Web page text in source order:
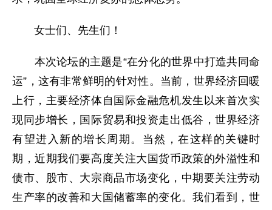
女士们、先生们！
本次论坛的主题是“在分化的世界中打造共同命
运”，这有非常鲜明的针对性。当前，世界经济回暖
上行，主要经济体自国际金融危机发生以来首次实
现同步增长，国际贸易和投资走出低谷，世界经济
有望进入新的增长周期。当然，在这样的关键时
期，近期我们要高度关注大国货币政策的外溢性和
债市、股市、大宗商品市场变化，中期要关注劳动
生产率的改善和大国储蓄率的变化。我们看到，世